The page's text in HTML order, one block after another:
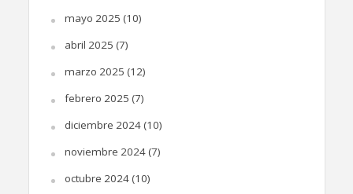
mayo 2025 (10)
abril 2025 (7)
marzo 2025 (12)
febrero 2025 (7)
diciembre 2024(10)
noviembre 2024(7)
octubre 2024(10)